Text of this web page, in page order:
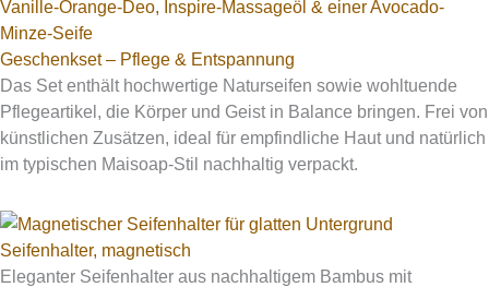
Geschenkset – Pflege & Entspannung
Das Set enthält hochwertige Naturseifen sowie wohltuende
Pflegeartikel, die Körper und Geist in Balance bringen. Frei von
künstlichen Zusätzen, ideal für empfindliche Haut und natürlich
im typischen Maisoap-Stil nachhaltig verpackt.
Seifenhalter, magnetisch
Eleganter Seifenhalter aus nachhaltigem Bambus mit